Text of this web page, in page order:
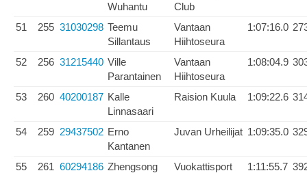
Wuhantu
Club
51 255 31030298 Teemu
Sillantaus
Vantaan
Hiihtoseura
1:07:16.0
52 256 31215440 Ville
Parantainen
Vantaan
Hiihtoseura
1:08:04.9
53 260 40200187 Kalle
Linnasaari
Raision Kuula 1:09:22.6
54 259 29437502 Erno
Kantanen
Juvan Urheilijat 1:09:35.0
55 261 60294186 Zhengsong
Vuokattisport
1:11:55.7